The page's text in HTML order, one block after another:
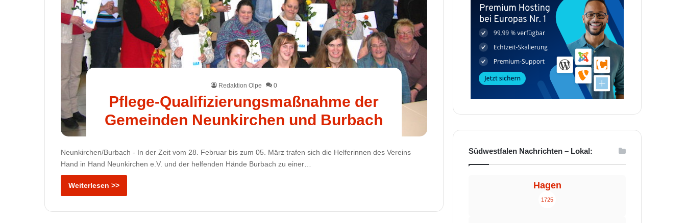
Redaktion Olpe 0
Pflege-Qualifizierungsmaßnahme der
Gemeinden Neunkirchen und Burbach
Neunkirchen/Burbach - In der Zeit vom 28. Februar bis zum 05. März trafen sich die Helferinnen des Vereins
Hand in Hand Neunkirchen e.V. und der helfenden Hände Burbach zu einer…
Weiterlesen >>
Südwestfalen Nachrichten – Lokal:
Hagen
1725